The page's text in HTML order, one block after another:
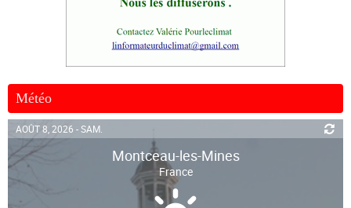
Météo
AOÛT 8, 2026 - SAM.
Montceau-les-Mines
France